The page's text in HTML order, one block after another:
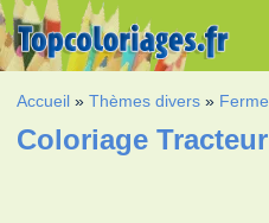
Accueil »Thèmes divers » Ferme
Coloriage Tracteur